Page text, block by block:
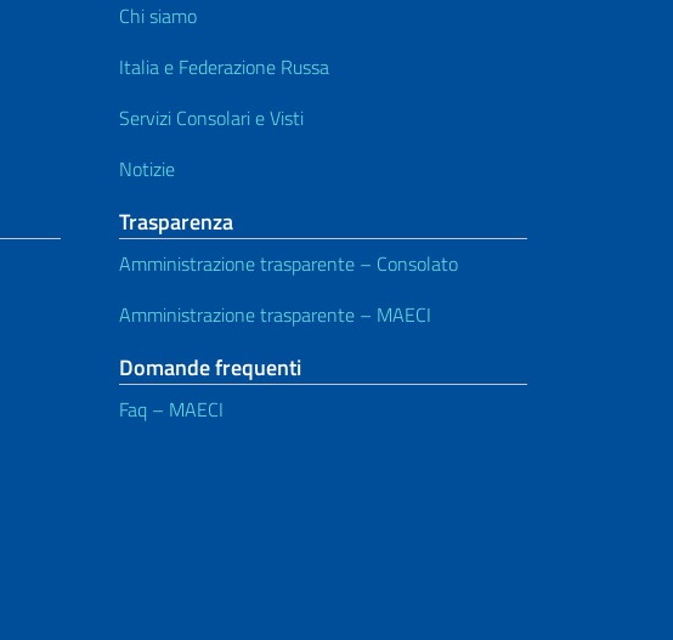
Chi siamo
Italia e Federazione Russa
Servizi Consolari e Visti
Notizie
Trasparenza
Amministrazione trasparente – Consolato
Amministrazione trasparente – MAECI
Domande frequenti
Faq – MAECI